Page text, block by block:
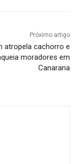
Próximo artigo
atropela cachorro e
moradores em
Canarana